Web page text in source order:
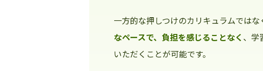
一方的な押しつけのカリキュラムではな
なペースで、負担を感じることなく 、学
いただくことが可能です。